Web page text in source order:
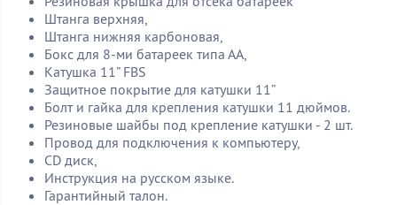
Штанга верхняя,
Штанга нижняя карбоновая,
Бокс для 8-ми батареек типа АА,
Катушка 11” FBS
Защитное покрытие для катушки 11”
Болт и гайка для крепления катушки 11 дюймов.
Резиновые шайбы под крепление катушки - 2 шт.
Провод для подключения к компьютеру,
CD диск,
Инструкция на русском языке.
Гарантийный талон.